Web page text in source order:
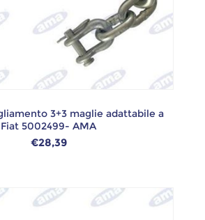
3+3 maglie adattabile a
Fiat 5002499- AMA
€28,39